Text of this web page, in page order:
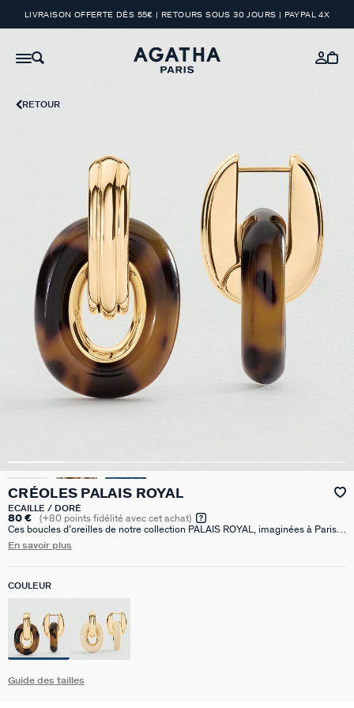
LIVRAISON OFFERTE DÈS 55€ | RETOURS SOUS 30 JOURS | PAYPAL 4X
RETOUR
CRÉOLES PALAIS ROYAL
ECAILLE / DORÉ
80 € (+80 points fidélité avec cet achat)
Ces boucles d’oreilles de notre collection PALAIS ROYAL, imaginées à Paris,
sont réalisées en laiton doré à l’or 750/1000e – 18 carats et acétate. Elles
16mm de diamètre.
En savoir plus
COULEUR
Guide des tailles